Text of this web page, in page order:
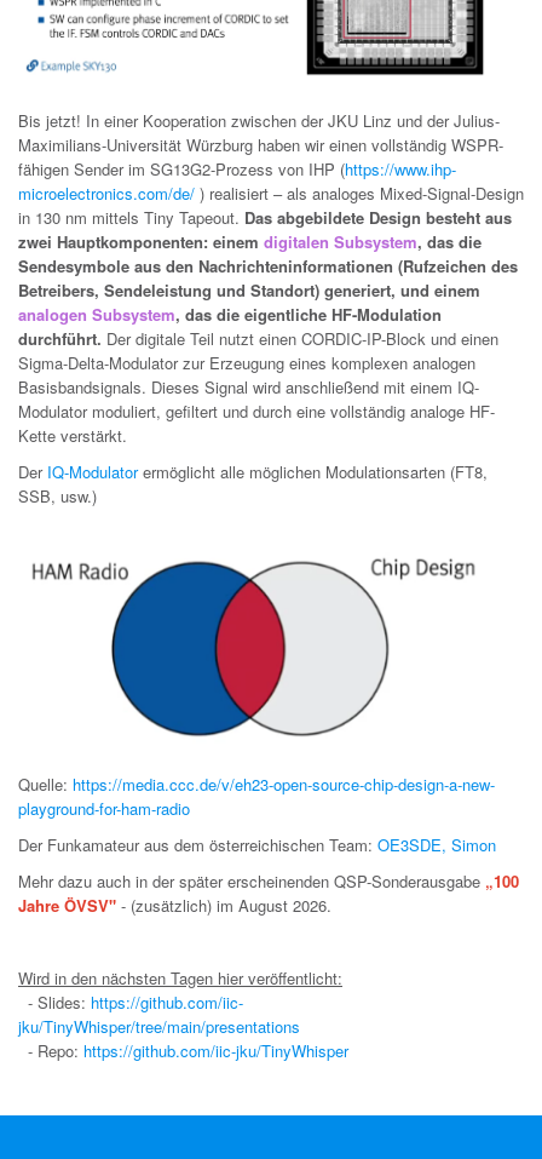
Bis jetzt! In einer Kooperation zwischen der JKU Linz und der Julius-
Maximilians-Universität Würzburg haben wir einen vollständig WSPR-
fähigen Sender im SG13G2-Prozess von IHP (https://www.ihp-
microelectronics.com/de/ ) realisiert – als analoges Mixed-Signal-Design
in 130 nm mittels Tiny Tapeout. Das abgebildete Design besteht aus
zwei Hauptkomponenten: einem digitalen Subsystem, das die
Sendesymbole aus den Nachrichteninformationen (Rufzeichen des
Betreibers, Sendeleistung und Standort) generiert, und einem
analogen Subsystem, das die eigentliche HF-Modulation
durchführt. Der digitale Teil nutzt einen CORDIC-IP-Block und einen
Sigma-Delta-Modulator zur Erzeugung eines komplexen analogen
Basisbandsignals. Dieses Signal wird anschließend mit einem IQ-
Modulator moduliert, gefiltert und durch eine vollständig analoge HF-
Kette verstärkt.
Der IQ-Modulatorermöglicht alle möglichen Modulationsarten (FT8,
SSB, usw.)
Quelle: https://media.ccc.de/v/eh23-open-source-chip-design-a-new-
playground-for-ham-radio
Der Funkamateur aus dem österreichischen Team: OE3SDE, Simon
Mehr dazu auch in der später erscheinenden QSP-Sonderausgabe „100
Jahre ÖVSV" - (zusätzlich) im August 2026.
Wird in den nächsten Tagen hier veröffentlicht:
- Slides: https://github.com/iic-
jku/TinyWhisper/tree/main/presentations
- Repo: https://github.com/iic-jku/TinyWhisper